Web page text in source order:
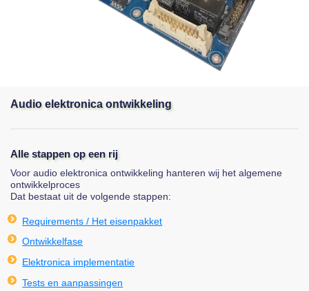
Audio elektronica ontwikkeling
Alle stappen op een rij
Voor audio elektronica ontwikkeling hanteren wij het algemene
ontwikkelproces
Dat bestaat uit de volgende stappen:
Requirements / Het eisenpakket
Ontwikkelfase
Elektronica implementatie
Tests en aanpassingen